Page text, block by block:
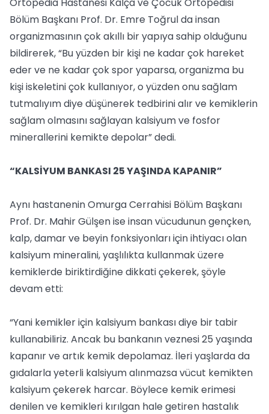
Bölüm Başkanı Prof. Dr. Emre Toğrul da insan
organizmasının çok akıllı bir yapıya sahip olduğunu
bildirerek, “Bu yüzden bir kişi ne kadar çok hareket
eder ve ne kadar çok spor yaparsa, organizma bu
kişi iskeletini çok kullanıyor, o yüzden onu sağlam
tutmalıyım diye düşünerek tedbirini alır ve kemiklerin
sağlam olmasını sağlayan kalsiyum ve fosfor
minerallerini kemikte depolar” dedi.
“KALSİYUM BANKASI 25 YAŞINDA KAPANIR”
Aynı hastanenin Omurga Cerrahisi Bölüm Başkanı
Prof. Dr. Mahir Gülşen ise insan vücudunun gençken,
kalp, damar ve beyin fonksiyonları için ihtiyacı olan
kalsiyum mineralini, yaşlılıkta kullanmak üzere
kemiklerde biriktirdiğine dikkati çekerek, şöyle
devam etti:
“Yani kemikler için kalsiyum bankası diye bir tabir
kullanabiliriz. Ancak bu bankanın veznesi 25 yaşında
kapanır ve artık kemik depolamaz. İleri yaşlarda da
gıdalarla yeterli kalsiyum alınmazsa vücut kemikten
kalsiyum çekerek harcar. Böylece kemik erimesi
denilen ve kemikleri kırılgan hale getiren hastalık